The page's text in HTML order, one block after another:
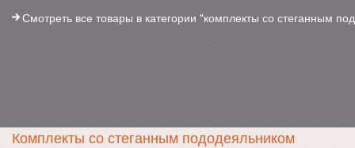
Смотреть все товары в категории "комплекты со стеганным
Комплекты со стеганным пододеяльником